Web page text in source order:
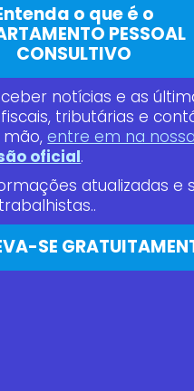
o que é o
PESSOAL
CONSULTIVO
notícias e as
tributárias e
mão,entre em na nossa
oficial.
atualizadas e
SE